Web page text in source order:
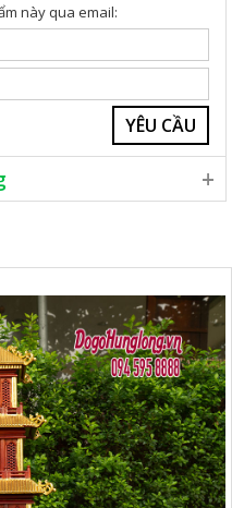
này qua email:
Hà Nội
khoản, hoặc tiền mặt